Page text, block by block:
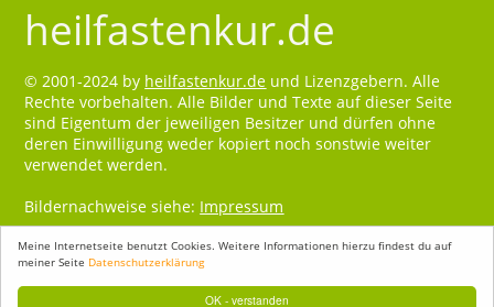
OK - verstanden
Meine Internetseite benutzt Cookies. Weitere Informationen hierzu findest du auf
meiner Seite Datenschutzerklärung
heilfastenkur.de
© 2001-2024 by heilfastenkur.de und Lizenzgebern. Alle
Rechte vorbehalten. Alle Bilder und Texte auf dieser Seite
sind Eigentum der jeweiligen Besitzer und dürfen ohne
deren Einwilligung weder kopiert noch sonstwie weiter
verwendet werden.
Bildernachweise siehe: Impressum